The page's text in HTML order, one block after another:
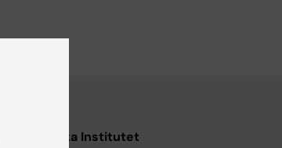
Karolinska Institutet